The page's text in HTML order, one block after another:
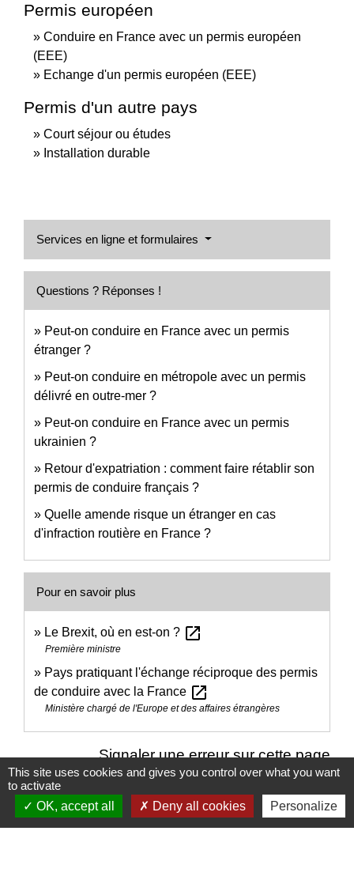
Permis européen
Conduire en France avec un permis européen
(EEE)
Echange d'un permis européen (EEE)
Permis d'un autre pays
Court séjour ou études
Installation durable
Services en ligne et formulaires
Questions ? Réponses !
Peut-on conduire en France avec un permis
étranger ?
Peut-on conduire en métropole avec un permis
délivré en outre-mer ?
Peut-on conduire en France avec un permis
ukrainien ?
Retour d'expatriation : comment faire rétablir son
permis de conduire français ?
Quelle amende risque un étranger en cas
d'infraction routière en France ?
Pour en savoir plus
Le Brexit, où en est-on ? open_in_new
Première ministre
Pays pratiquant l'échange réciproque des permis
de conduire avec la France open_in_new
Ministère chargé de l'Europe et des affaires étrangères
Signaler une erreur sur cette page
This site uses cookies and gives you control over what you want
to activate
OK, accept all
Deny all cookies Personalize